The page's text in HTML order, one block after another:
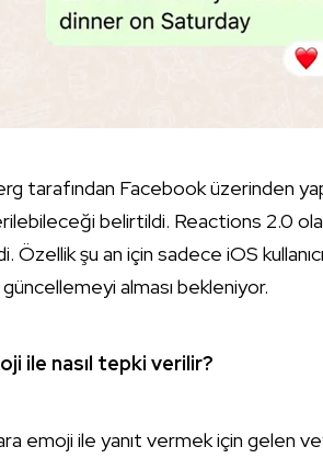
tarafından Facebook üzerinden
belirtildi. Reactions 2.0
şu an için sadece iOS
güncellemeyi alması bekleniyor.
ile nasıl tepki verilir?
emoji ile yanıt vermek için gelen